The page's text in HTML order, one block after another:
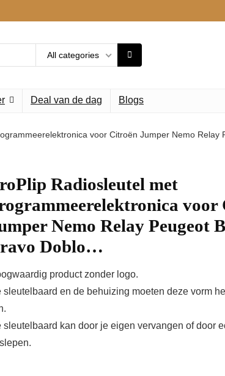
All categories
Deal van de dag Blogs
voor Citroën Jumper Nemo Relay
Radiosleutel met
voor
Nemo Relay Peugeot
Doblo…
product zonder logo.
sleutelbaard en de behuizing moeten deze vorm
sleutelbaard kan door je eigen vervangen of door